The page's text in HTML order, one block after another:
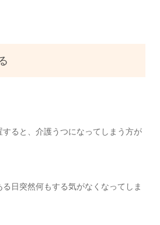
ると、介護うつになってしまう方が
日突然何もする気がなくなってしま